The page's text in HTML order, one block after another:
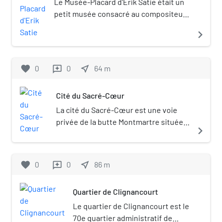
petit musée consacré au compositeur
Paris.
navigate_next
favorite 0 reviews 0 near_me 64 m
Cité du Sacré-Cœur
La cité du Sacré-Cœur est une voie
privée de la butte Montmartre située
navigate_next
favorite 0 reviews 0 near_me 86 m
Quartier de Clignancourt
Le quartier de Clignancourt est le
70e quartier administratif de